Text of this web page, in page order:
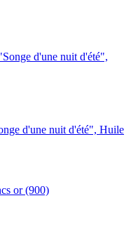
d'une nuit d'été", Huile